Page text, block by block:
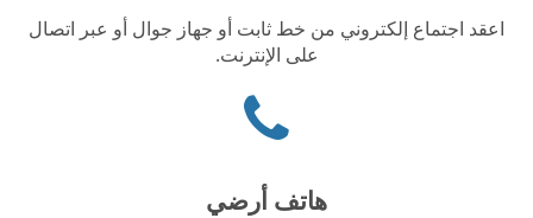
اعقد اجتماع إلكتروني من خط ثابت أو جهاز جوال أو عبر اتصال
على الإنترنت.
Phone
هاتف أرضي